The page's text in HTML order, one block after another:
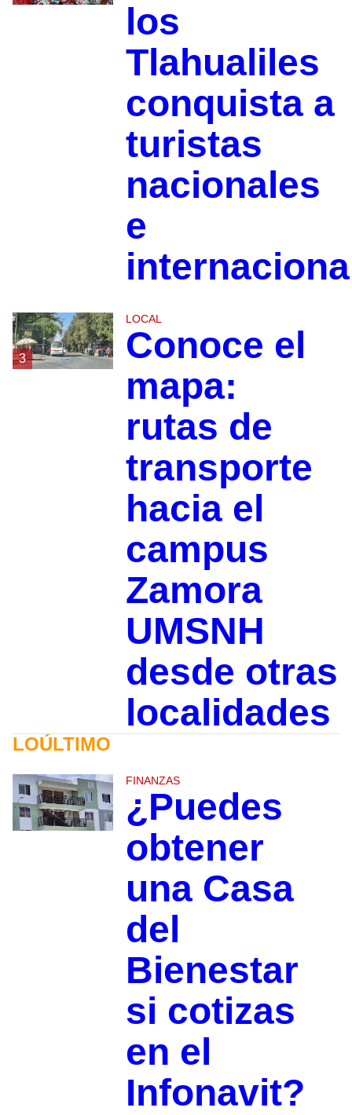
los
Tlahualiles
conquista a
turistas
nacionales
e
3
LOCAL
Conoce el
mapa:
rutas de
transporte
hacia el
campus
Zamora
UMSNH
desde otras
localidades
LOÚLTIMO
FINANZAS
¿Puedes
obtener
una Casa
del
Bienestar
si cotizas
en el
Infonavit?